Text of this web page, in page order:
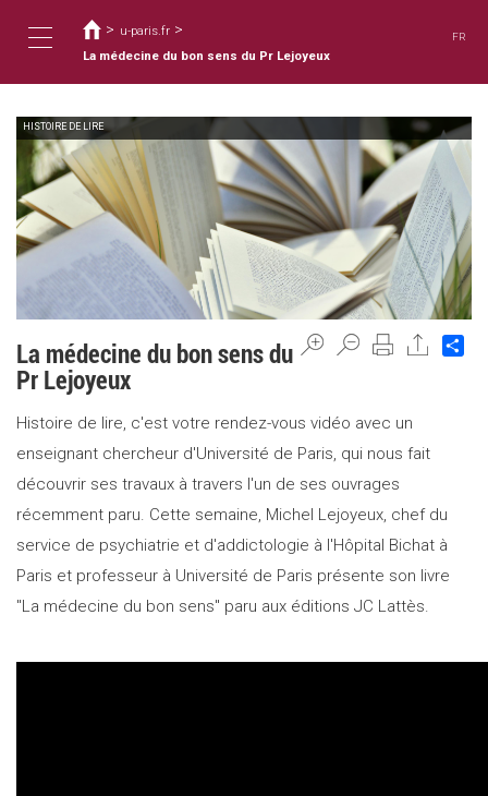
main
Toggle
navigation
are
here
> u-paris.fr >
La médecine du bon sens du Pr Lejoyeux
FR
HISTOIRE DE LIRE
La médecine du bon sens du
Pr Lejoyeux
Histoire de lire, c'est votre rendez-vous vidéo avec un
enseignant chercheur d'Université de Paris, qui nous fait
découvrir ses travaux à travers l'un de ses ouvrages
récemment paru. Cette semaine, Michel Lejoyeux, chef du
service de psychiatrie et d'addictologie à l'Hôpital Bichat à
Paris et professeur à Université de Paris présente son livre
"La médecine du bon sens" paru aux éditions JC Lattès.